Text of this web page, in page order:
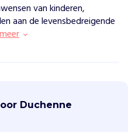
van kinderen,
aan de levensbedreigende
Duchenne